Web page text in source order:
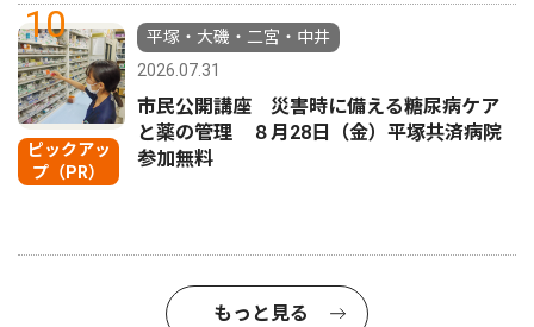
10
ピックアッ
プ（PR）
平塚・大磯・二宮・中井
2026.07.31
市民公開講座 災害時に備える糖尿病ケア
と薬の管理 ８月28日（金）平塚共済病院
参加無料
もっと見る